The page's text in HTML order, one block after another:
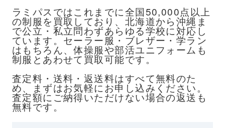
ラミパスではこれまでに全国50,000点以上
の制服を買取しており、北海道から沖縄ま
で公立・私立問わずあらゆる学校に対応し
ています。セーラー服・ブレザー・学ラン
はもちろん、体操服や部活ユニフォームも
制服とあわせて買取可能です。
査定料・送料・返送料はすべて無料のた
め、まずはお気軽にお申し込みください。
査定額にご納得いただけない場合の返送も
無料です。